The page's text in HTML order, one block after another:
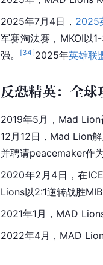
2025年7月4日， 2025
军赛淘汰赛，MKOI以
强。
[34]2025年英雄联
反恐精英：全球
2019年5月，Mad
12月12日，Mad Lion
并聘请peacemaker作
2020年2月4日，在
Lions以2:1逆转战胜
2021年1月，MAD
2022年4月，MAD